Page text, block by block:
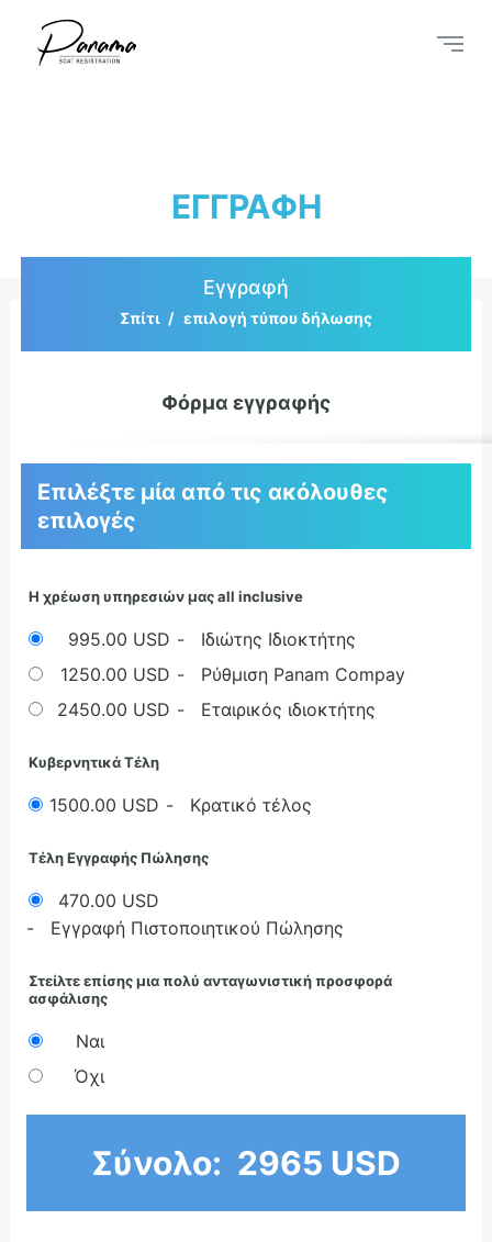
ΕΓΓΡΑΦΉ
Εγγραφή
Σπίτι επιλογή τύπου δήλωσης
Φόρμα εγγραφής
Επιλέξτε μία από τις ακόλουθες
επιλογές
Η χρέωση υπηρεσιών μας all inclusive
995.00 USD - Ιδιώτης Ιδιοκτήτης
1250.00 USD - Ρύθμιση Panam Compay
2450.00 USD - Εταιρικός ιδιοκτήτης
Κυβερνητικά Τέλη
1500.00 USD - Κρατικό τέλος
Τέλη Εγγραφής Πώλησης
470.00 USD
- Εγγραφή Πιστοποιητικού Πώλησης
Στείλτε επίσης μια πολύ ανταγωνιστική προσφορά
ασφάλισης
Ναι
Όχι
Σύνολο: 2965 USD